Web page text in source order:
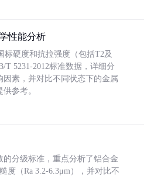
性能分析
标硬度和抗拉强度（包括T2及
T 5231-2012标准数据，详细分
素，并对比不同状态下的金属
参考。
分级标准，重点分析了铝合金
度（Ra 3.2-6.3μm），并对比不